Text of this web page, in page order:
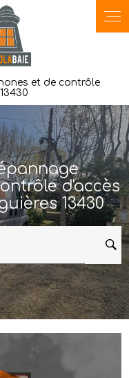
et de contrôle
d'accès
13430